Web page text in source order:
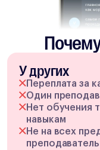
У других
Переплата за
Один
Нет обучения
навыкам
Не на всех
преподаватель